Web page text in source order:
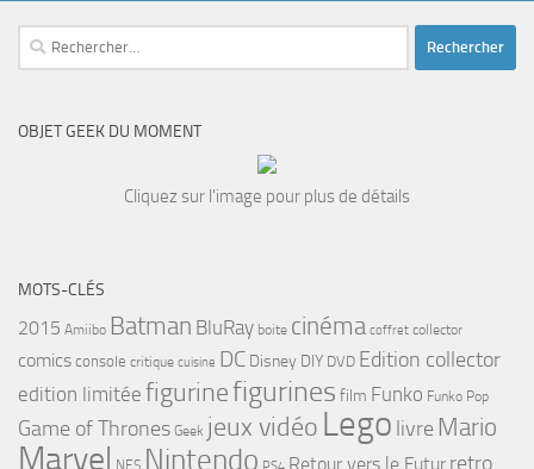
Rechercher :
OBJET GEEK DU MOMENT
Cliquez sur l'image pour plus de détails
MOTS-CLÉS
2015 Amiibo Batman BluRay boite cinéma coffret collector
comics console critique cuisine DC Disney DIY DVD Edition collector
edition limitée figurinefigurines film Funko Funko Pop
Game of Thrones Geek jeux vidéo Lego livre Mario
Marvel NES Nintendo PS4 Retour vers le Futur retro